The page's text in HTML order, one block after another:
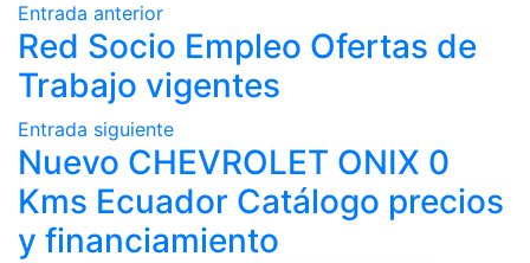
Entrada anterior
Red Socio Empleo Ofertas de
Trabajo vigentes
Entrada siguiente
Nuevo CHEVROLET ONIX 0
Kms Ecuador Catálogo precios
y financiamiento